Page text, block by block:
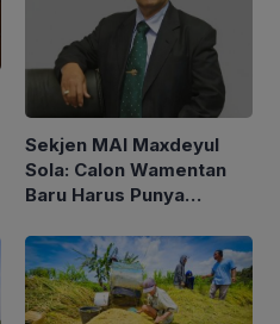
Sekjen MAI Maxdeyul
Sola: Calon Wamentan
Baru Harus Punya
Holistik